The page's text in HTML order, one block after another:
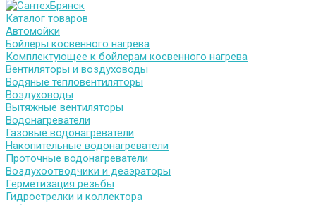
Каталог товаров
Автомойки
Бойлеры косвенного нагрева
Комплектующее к бойлерам косвенного нагрева
Вентиляторы и воздуховоды
Водяные тепловентиляторы
Воздуховоды
Вытяжные вентиляторы
Водонагреватели
Газовые водонагреватели
Накопительные водонагреватели
Проточные водонагреватели
Воздухоотводчики и деаэраторы
Герметизация резьбы
Гидрострелки и коллектора